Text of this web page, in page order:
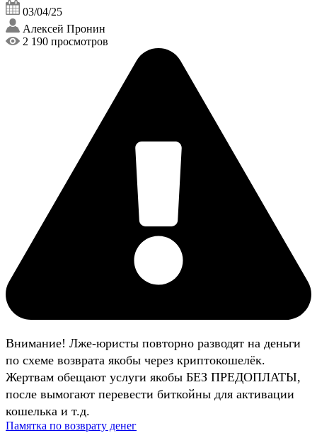
03/04/25
Алексей Пронин
2 190 просмотров
Внимание! Лже-юристы повторно разводят на деньги
по схеме возврата якобы через криптокошелёк.
Жертвам обещают услуги якобы БЕЗ ПРЕДОПЛАТЫ,
после вымогают перевести биткойны для активации
кошелька и т.д.
Памятка по возврату денег